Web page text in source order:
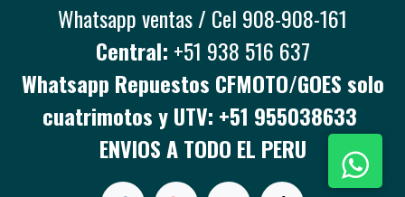
Whatsapp ventas / Cel 908-908-161
Central: +51 938 516 637
Whatsapp Repuestos CFMOTO/GOES solo
cuatrimotos y UTV: +51 955038633
ENVIOS A TODO EL PERU